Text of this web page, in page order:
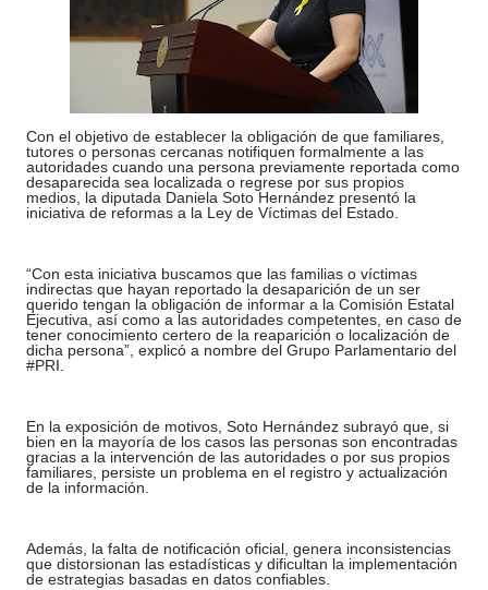
Con el objetivo de establecer la obligación de que familiares,
tutores o personas cercanas notifiquen formalmente a las
autoridades cuando una persona previamente reportada como
desaparecida sea localizada o regrese por sus propios
medios, la diputada Daniela Soto Hernández presentó la
iniciativa de reformas a la Ley de Víctimas del Estado.
“Con esta iniciativa buscamos que las familias o víctimas
indirectas que hayan reportado la desaparición de un ser
querido tengan la obligación de informar a la Comisión Estatal
Ejecutiva, así como a las autoridades competentes, en caso de
tener conocimiento certero de la reaparición o localización de
dicha persona”, explicó a nombre del Grupo Parlamentario del
#PRI.
En la exposición de motivos, Soto Hernández subrayó que, si
bien en la mayoría de los casos las personas son encontradas
gracias a la intervención de las autoridades o por sus propios
familiares, persiste un problema en el registro y actualización
de la información.
Además, la falta de notificación oficial, genera inconsistencias
que distorsionan las estadísticas y dificultan la implementación
de estrategias basadas en datos confiables.